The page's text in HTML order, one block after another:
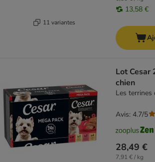
11 variantes
13,58 €
Lot Cesar
chien
Les terrines
28,49 €
7,91 € / kg
Avis: 4.7/5